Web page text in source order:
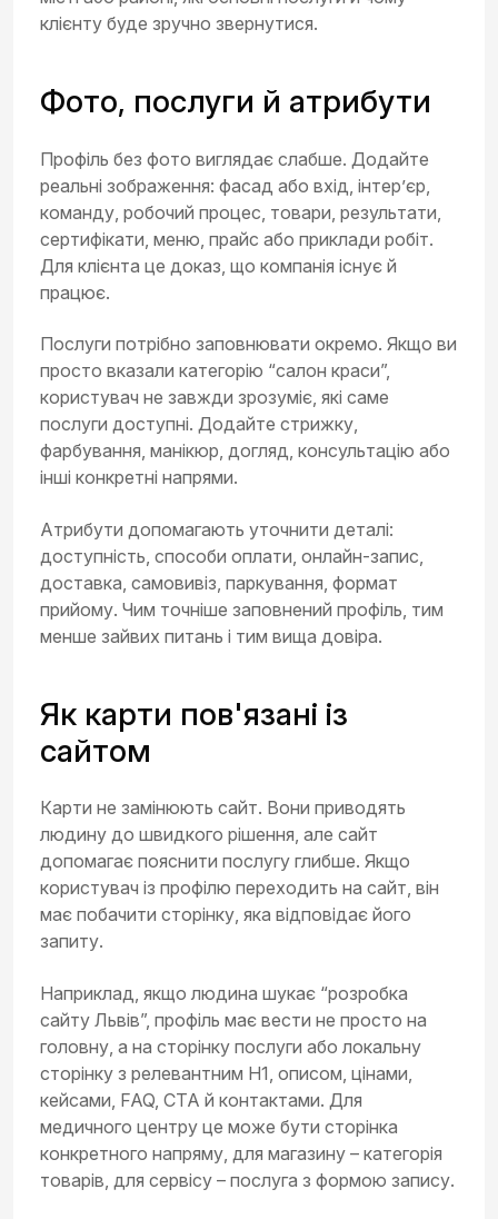
клієнту буде зручно звернутися.
Фото, послуги й атрибути
Профіль без фото виглядає слабше. Додайте
реальні зображення: фасад або вхід, інтер’єр,
команду, робочий процес, товари, результати,
сертифікати, меню, прайс або приклади робіт.
Для клієнта це доказ, що компанія існує й
працює.
Послуги потрібно заповнювати окремо. Якщо ви
просто вказали категорію “салон краси”,
користувач не завжди зрозуміє, які саме
послуги доступні. Додайте стрижку,
фарбування, манікюр, догляд, консультацію або
інші конкретні напрями.
Атрибути допомагають уточнити деталі:
доступність, способи оплати, онлайн-запис,
доставка, самовивіз, паркування, формат
прийому. Чим точніше заповнений профіль, тим
менше зайвих питань і тим вища довіра.
Як карти пов'язані із
сайтом
Карти не замінюють сайт. Вони приводять
людину до швидкого рішення, але сайт
допомагає пояснити послугу глибше. Якщо
користувач із профілю переходить на сайт, він
має побачити сторінку, яка відповідає його
запиту.
Наприклад, якщо людина шукає “розробка
сайту Львів”, профіль має вести не просто на
головну, а на сторінку послуги або локальну
сторінку з релевантним H1, описом, цінами,
кейсами, FAQ, CTA й контактами. Для
медичного центру це може бути сторінка
конкретного напряму, для магазину – категорія
товарів, для сервісу – послуга з формою запису.